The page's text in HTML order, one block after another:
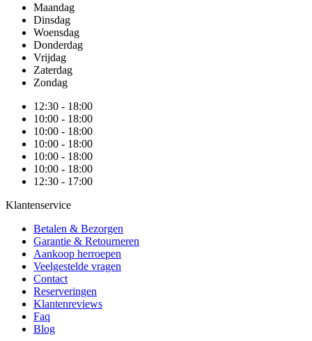
Maandag
Dinsdag
Woensdag
Donderdag
Vrijdag
Zaterdag
Zondag
12:30 - 18:00
10:00 - 18:00
10:00 - 18:00
10:00 - 18:00
10:00 - 18:00
10:00 - 18:00
12:30 - 17:00
Klantenservice
Betalen & Bezorgen
Garantie & Retourneren
Aankoop herroepen
Veelgestelde vragen
Contact
Reserveringen
Klantenreviews
Faq
Blog